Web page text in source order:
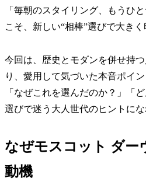
「毎朝のスタイリング、もう
こそ、新しい“相棒”選びで大き
今回は、歴史とモダンを併せ持
り、愛用して気づいた本音ポイ
「なぜこれを選んだのか？」「
選びで迷う大人世代のヒントにな
なぜモスコット ダー
動機